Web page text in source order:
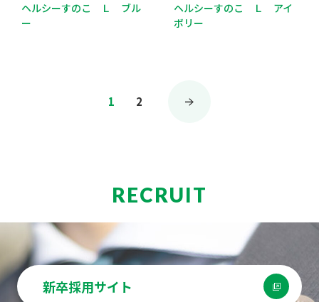
ヘルシーすのこ Ｌ ブル
ー
ヘルシーすのこ Ｌ アイ
ボリー
投
ー
ジ
送
り
1 2
RECRUIT
新卒採用サイト